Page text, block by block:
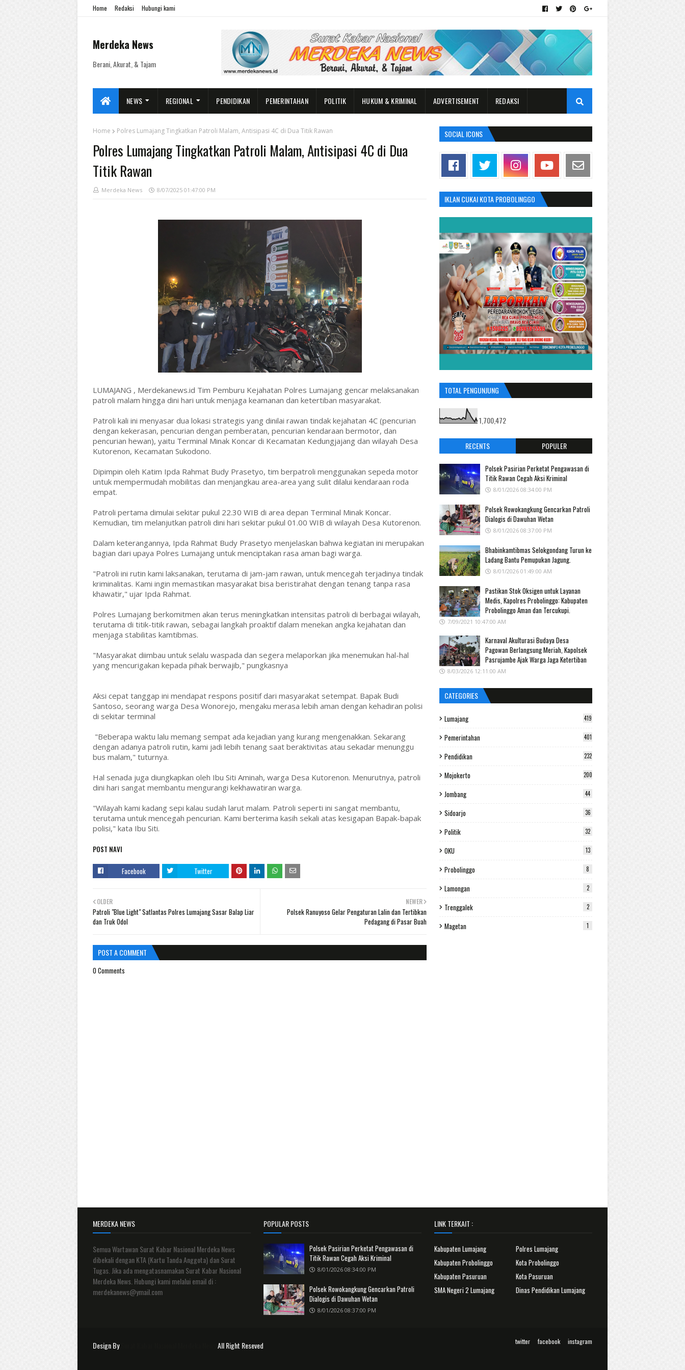
Home Redaksi Hubungi kami
Merdeka News
Berani, Akurat, & Tajam
NEWS REGIONAL PENDIDIKAN PEMERINTAHAN POLITIK HUKUM & KRIMINAL ADVERTISEMENT REDAKSI
Home Polres Lumajang Tingkatkan Patroli Malam, Antisipasi 4C di Dua Titik Rawan
Polres Lumajang Tingkatkan Patroli Malam, Antisipasi 4C di Dua
Titik Rawan
Merdeka News 8/07/2025 01:47:00 PM
LUMAJANG , Merdekanews.id Tim Pemburu Kejahatan Polres Lumajang gencar melaksanakan
patroli malam hingga dini hari untuk menjaga keamanan dan ketertiban masyarakat.
Patroli kali ini menyasar dua lokasi strategis yang dinilai rawan tindak kejahatan 4C (pencurian
dengan kekerasan, pencurian dengan pemberatan, pencurian kendaraan bermotor, dan
pencurian hewan), yaitu Terminal Minak Koncar di Kecamatan Kedungjajang dan wilayah Desa
Kutorenon, Kecamatan Sukodono.
Dipimpin oleh Katim Ipda Rahmat Budy Prasetyo, tim berpatroli menggunakan sepeda motor
untuk mempermudah mobilitas dan menjangkau area-area yang sulit dilalui kendaraan roda
empat.
Patroli pertama dimulai sekitar pukul 22.30 WIB di area depan Terminal Minak Koncar.
Kemudian, tim melanjutkan patroli dini hari sekitar pukul 01.00 WIB di wilayah Desa Kutorenon.
Dalam keterangannya, Ipda Rahmat Budy Prasetyo menjelaskan bahwa kegiatan ini merupakan
bagian dari upaya Polres Lumajang untuk menciptakan rasa aman bagi warga.
"Patroli ini rutin kami laksanakan, terutama di jam-jam rawan, untuk mencegah terjadinya tindak
kriminalitas. Kami ingin memastikan masyarakat bisa beristirahat dengan tenang tanpa rasa
khawatir," ujar Ipda Rahmat.
Polres Lumajang berkomitmen akan terus meningkatkan intensitas patroli di berbagai wilayah,
terutama di titik-titik rawan, sebagai langkah proaktif dalam menekan angka kejahatan dan
menjaga stabilitas kamtibmas.
"Masyarakat diimbau untuk selalu waspada dan segera melaporkan jika menemukan hal-hal
yang mencurigakan kepada pihak berwajib," pungkasnya
Aksi cepat tanggap ini mendapat respons positif dari masyarakat setempat. Bapak Budi
Santoso, seorang warga Desa Wonorejo, mengaku merasa lebih aman dengan kehadiran polisi
di sekitar terminal
"Beberapa waktu lalu memang sempat ada kejadian yang kurang mengenakkan. Sekarang
dengan adanya patroli rutin, kami jadi lebih tenang saat beraktivitas atau sekadar menunggu
bus malam," tuturnya.
Hal senada juga diungkapkan oleh Ibu Siti Aminah, warga Desa Kutorenon. Menurutnya, patroli
dini hari sangat membantu mengurangi kekhawatiran warga.
"Wilayah kami kadang sepi kalau sudah larut malam. Patroli seperti ini sangat membantu,
terutama untuk mencegah pencurian. Kami berterima kasih sekali atas kesigapan Bapak-bapak
polisi," kata Ibu Siti.
POST NAVI
Facebook Twitter
NEWER
Polsek Ranuyoso Gelar Pengaturan Lalin dan Tertibkan
Pedagang di Pasar Buah
OLDER
Patroli "Blue Light" Satlantas Polres Lumajang Sasar Balap Liar
dan Truk Odol
POST A COMMENT
0 Comments
SOCIAL ICONS
IKLAN CUKAI KOTA PROBOLINGGO
TOTAL PENGUNJUNG
1,700,472
RECENTS POPULER
Polsek Pasirian Perketat Pengawasan di
Titik Rawan Cegah Aksi Kriminal
8/01/2026 08:34:00 PM
Polsek Rowokangkung Gencarkan Patroli
Dialogis di Dawuhan Wetan
8/01/2026 08:37:00 PM
Bhabinkamtibmas Selokgondang Turun ke
Ladang Bantu Pemupukan Jagung.
8/01/2026 01:49:00 AM
Pastikan Stok Oksigen untuk Layanan
Medis, Kapolres Probolinggo: Kabupaten
Probolinggo Aman dan Tercukupi.
7/09/2021 10:47:00 AM
Karnaval Akulturasi Budaya Desa
Pagowan Berlangsung Meriah, Kapolsek
Pasrujambe Ajak Warga Jaga Ketertiban
8/03/2026 12:11:00 AM
CATEGORIES
Lumajang 419
Pemerintahan 401
Pendidikan 232
Mojokerto 200
Jombang 44
Sidoarjo 36
Politik 32
OKU 13
Probolinggo 8
Lamongan 2
Trenggalek 2
Magetan 1
MERDEKA NEWS
Semua Wartawan Surat Kabar Nasional Merdeka News
dibekali dengan KTA (Kartu Tanda Anggota) dan Surat
Tugas. Jika ada mengatasnamakan Surat Kabar Nasional
Merdeka News. Hubungi kami melalui email di :
merdekanews@ymail.com
POPULAR POSTS
Polsek Pasirian Perketat Pengawasan di
Titik Rawan Cegah Aksi Kriminal
8/01/2026 08:34:00 PM
Polsek Rowokangkung Gencarkan Patroli
Dialogis di Dawuhan Wetan
8/01/2026 08:37:00 PM
LINK TERKAIT :
Kabupaten Lumajang
Polres Lumajang
Kabupaten Probolinggo
Kota Probolinggo
Kabupaten Pasuruan
Kota Pasuruan
SMA Negeri 2 Lumajang
Dinas Pendidikan Lumajang
twitter facebook instagram
Design By All Right Reseved